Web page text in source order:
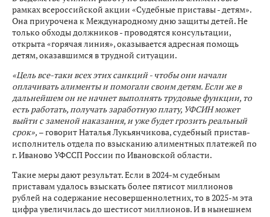
рамках всероссийской акции «Судебные приставы - детям».
Она приурочена к Международному дню защиты детей. Не
только обходы должников - проводятся консультации,
открыта «горячая линия», оказывается адресная помощь
детям, оказавшимся в трудной ситуации.
«Цель все-таки всех этих санкций - чтобы они начали
оплачивать алименты и помогали своим детям. Если же в
дальнейшем он не начнет выполнять трудовые функции, то
есть работать, получать заработную плату, УФСИН может
выйти с заменой наказания, и уже будет грозить реальный
срок», – говорит Наталья Лукьянчикова, судебный пристав-
исполнитель отдела по взысканию алиментных платежей по
г. Иваново УФССП России по Ивановской области.
Такие меры дают результат. Если в 2024-м судебным
приставам удалось взыскать более пятисот миллионов
рублей на содержание несовершеннолетних, то в 2025-м эта
цифра увеличилась до шестисот миллионов. И в нынешнем